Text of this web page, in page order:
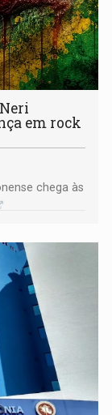
em rock
chega às